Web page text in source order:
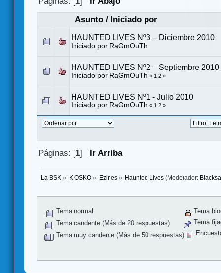
Asunto/ Iniciado por
HAUNTED LIVES Nº3 – Diciembre 2010
Iniciado por RaGmOuTh
HAUNTED LIVES Nº2 – Septiembre 2010
Iniciado por RaGmOuTh « 1 2 »
HAUNTED LIVES Nº1 - Julio 2010
Iniciado por RaGmOuTh « 1 2 »
Páginas: [1] Ir Arriba
La BSK » KIOSKO» Ezines» Haunted Lives (Moderador:
Tema normal
Tema candente (Más de 20 respuestas)
Tema muy candente (Más de 50 respuestas)
Tema
Tema